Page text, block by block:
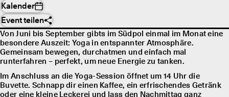
Kalender
Event teilen
Von Juni bis September gibts im Südpol einmal im Monat eine
besondere Auszeit: Yoga in entspannter Atmosphäre.
Gemeinsam bewegen, durchatmen und einfach mal
runterfahren – perfekt, um neue Energie zu tanken.
Im Anschluss an die Yoga-Session öffnet um 14 Uhr die
Buvette. Schnapp dir einen Kaffee, ein erfrischendes Getränk
oder eine kleine Leckerei und lass den Nachmittag ganz